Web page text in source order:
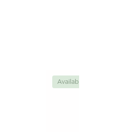
Available